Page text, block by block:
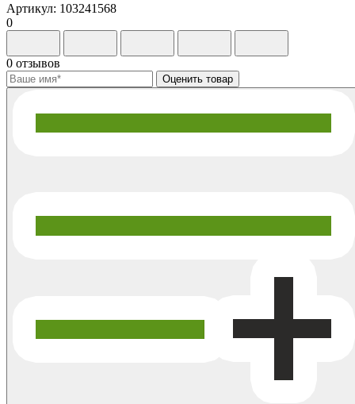
Артикул: 103241568
0
0 отзывов